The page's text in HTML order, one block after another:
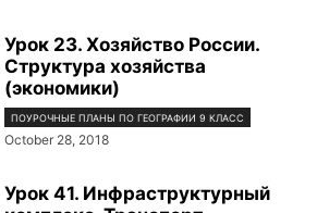
Урок 23. Хозяйство России.
Структура хозяйства
(экономики)
ПОУРОЧНЫЕ ПЛАНЫ ПО ГЕОГРАФИИ 9 КЛАСС
October 28, 2018
Урок 41. Инфраструктурный